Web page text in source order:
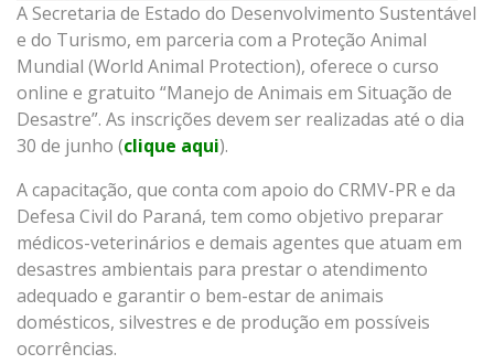
A Secretaria de Estado do Desenvolvimento Sustentável
e do Turismo, em parceria com a Proteção Animal
Mundial (World Animal Protection), oferece o curso
online e gratuito “Manejo de Animais em Situação de
Desastre”. As inscrições devem ser realizadas até o dia
30 de junho (clique aqui).
A capacitação, que conta com apoio do CRMV-PR e da
Defesa Civil do Paraná, tem como objetivo preparar
médicos-veterinários e demais agentes que atuam em
desastres ambientais para prestar o atendimento
adequado e garantir o bem-estar de animais
domésticos, silvestres e de produção em possíveis
ocorrências.